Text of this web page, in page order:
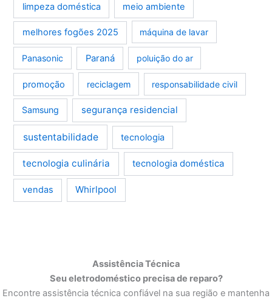
limpeza doméstica meio ambiente
melhores fogões 2025 máquina de lavar
Panasonic Paraná poluição do ar
promoção reciclagem responsabilidade civil
Samsung segurança residencial
sustentabilidade tecnologia
tecnologia culinária tecnologia doméstica
vendas Whirlpool
Assistência Técnica
Seu eletrodoméstico precisa de reparo?
Encontre assistência técnica confiável na sua região e mantenha